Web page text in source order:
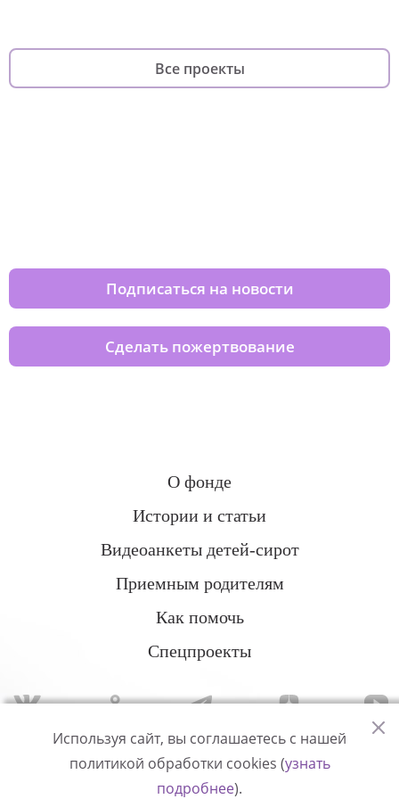
Все проекты
Подписаться на новости
Сделать пожертвование
О фонде
Истории и статьи
Видеоанкеты детей-сирот
Приемным родителям
Как помочь
Спецпроекты
Политика конфиденциальности
Используя сайт, вы соглашаетесь с нашей
политикой обработки cookies (узнать
подробнее).